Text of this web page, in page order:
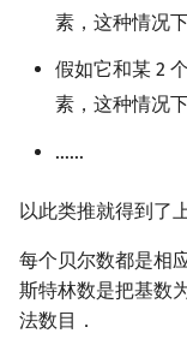
最小表示法
Lyndon 分解
Main–Lorentz 算法
离散对数
高次剩余 & 单位根
数论分块
狄利克雷卷积
莫比乌斯反演
杜教筛
K-D Tree
动态树
析合树
PQ 树
手指树
霍夫曼树
二分图
平面图
弦图
图的着色
网络流
图的匹配
空间优化简介
素，这种情况
假如它和某 2
素，这种情况
……
以此类推就得到了
每个贝尔数都是相
斯特林数是把基数
法数目．